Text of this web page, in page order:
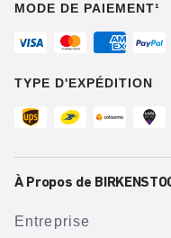
MODE DE PAIEMENT¹
TYPE D'EXPÉDITION
À Propos de
Entreprise